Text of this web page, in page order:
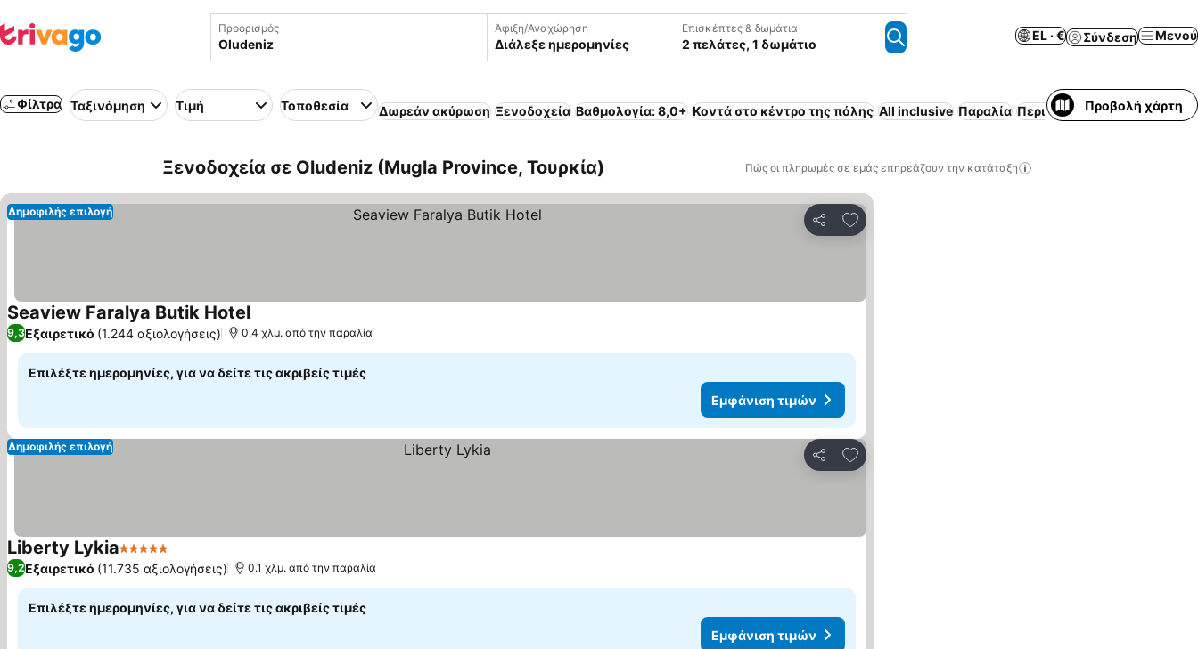
Προορισμός Άφιξη/Αναχώρηση
Διάλεξε ημερομηνίες
Επισκέπτες & δωμάτια
2 πελάτες, 1 δωμάτιο
EL · € Σύνδεση Μενού
Φίλτρα Ταξινόμηση Τιμή Τοποθεσία Δωρεάν ακύρωση Ξενοδοχεία Βαθμολογία: 8,0+ Κοντά στο κέντρο της πόλης All inclusive Παραλία Περιλαμβάνεται πρωινό
Προβολή χάρτη
Ξενοδοχεία σε Oludeniz (Mugla Province, Τουρκία) Πώς οι πληρωμές σε εμάς επηρεάζουν την κατάταξη
Κοινοποίηση
Προσθήκη στα αγαπημένα
Δημοφιλής επιλογή
Seaview Faralya Butik Hotel
9,3Εξαιρετικό (1.244 αξιολογήσεις) 0.4 χλμ. από την παραλία
Επιλέξτε ημερομηνίες, για να δείτε τις ακριβείς τιμές
Εμφάνιση τιμών
Κοινοποίηση
Προσθήκη στα αγαπημένα
Δημοφιλής επιλογή
Liberty Lykia5 Αστέρια
9,2Εξαιρετικό (11.735 αξιολογήσεις) 0.1 χλμ. από την παραλία
Επιλέξτε ημερομηνίες, για να δείτε τις ακριβείς τιμές
Εμφάνιση τιμών